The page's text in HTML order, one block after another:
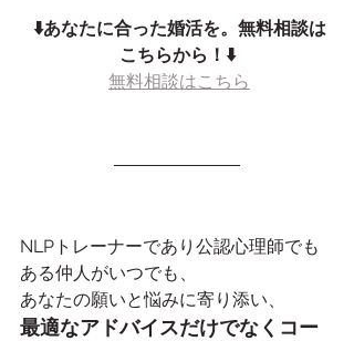
⬇️あなたに合った婚活を。無料相談は
こちらから！⬇️
無料相談はこちら
NLPトレーナーであり公認心理師でも
ある仲人がいつでも、
あなたの願いと悩みに寄り添い、
最適なアドバイスだけでなくコー